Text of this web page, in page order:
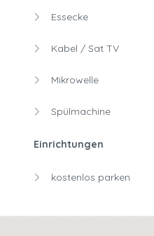
Essecke
Kabel / Sat TV
Mikrowelle
Spülmachine
Einrichtungen
kostenlos parken